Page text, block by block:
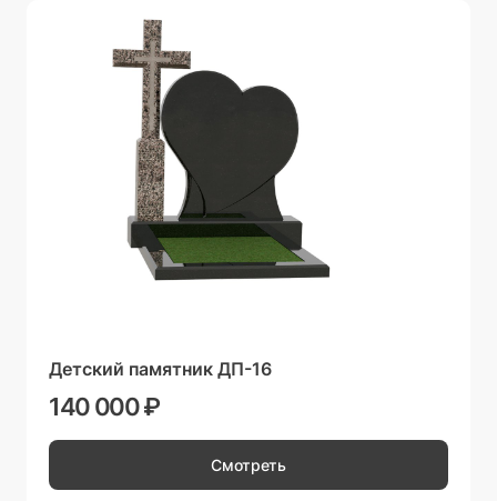
Детский памятник ДП-16
140 000 ₽
Смотреть